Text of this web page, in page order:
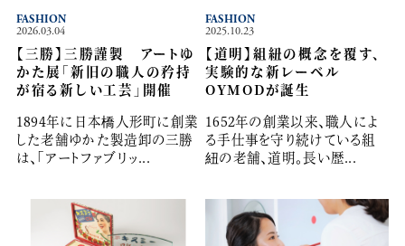
2026.03.04
【三勝】三勝謹製 アートゆ
かた展「新旧の職人の矜持
が宿る新しい工芸」開催
1894年に日本橋人形町に創業
した老舗ゆかた製造卸の三勝
は、「アートファブリッ...
FASHION
2025.10.23
【道明】組紐の概念を覆す、
実験的な新レーベル
OYMODが誕生
1652年の創業以来、職人によ
る手仕事を守り続けている組
紐の老舗、道明。長い歴...
FASHION